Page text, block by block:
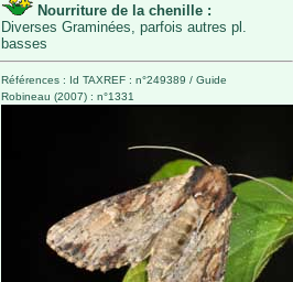
Nourriture de la chenille :
Diverses Graminées, parfois autres pl.
basses
Références : Id TAXREF : n°249389 / Guide
Robineau (2007) : n°1331